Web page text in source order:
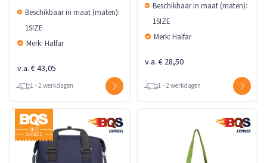
Beschikbaar in maat (maten):
1SIZE
Merk: Halfar
v.a. € 43,05
1 - 2 werkdagen
Beschikbaar in maat (maten):
1SIZE
Merk: Halfar
v.a. € 28,50
1 - 2 werkdagen